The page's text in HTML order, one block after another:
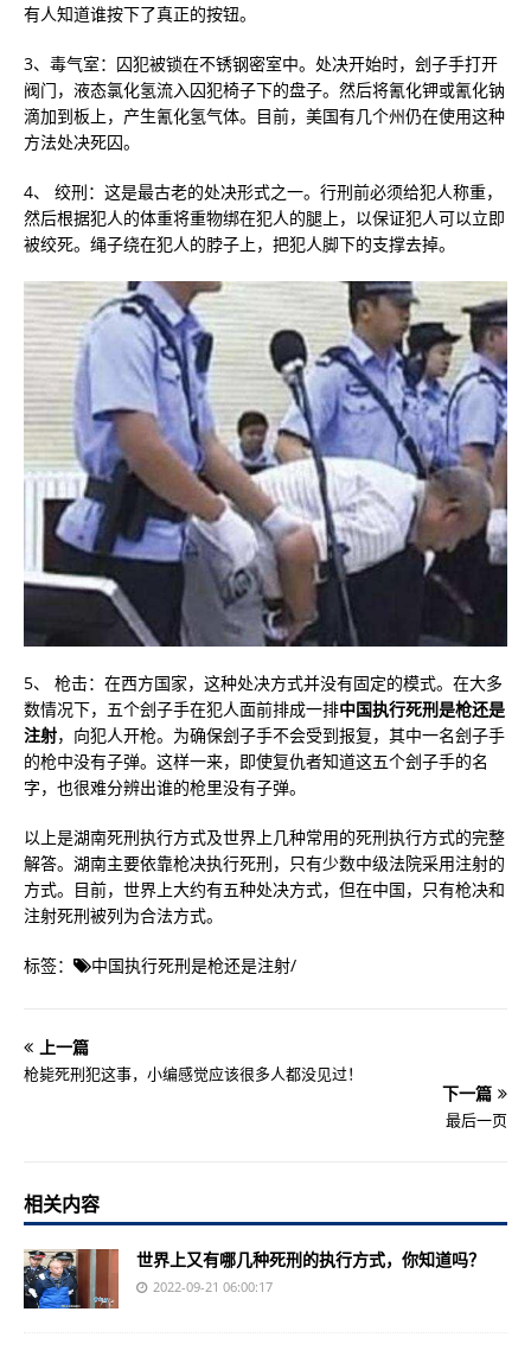
有人知道谁按下了真正的按钮。
3、毒气室：囚犯被锁在不锈钢密室中。处决开始时，刽子手打开
阀门，液态氯化氢流入囚犯椅子下的盘子。然后将氰化钾或氰化钠
滴加到板上，产生氰化氢气体。目前，美国有几个州仍在使用这种
方法处决死囚。
4、 绞刑：这是最古老的处决形式之一。行刑前必须给犯人称重，
然后根据犯人的体重将重物绑在犯人的腿上，以保证犯人可以立即
被绞死。绳子绕在犯人的脖子上，把犯人脚下的支撑去掉。
5、 枪击：在西方国家，这种处决方式并没有固定的模式。在大多
数情况下，五个刽子手在犯人面前排成一排中国执行死刑是枪还是
注射，向犯人开枪。为确保刽子手不会受到报复，其中一名刽子手
的枪中没有子弹。这样一来，即使复仇者知道这五个刽子手的名
字，也很难分辨出谁的枪里没有子弹。
以上是湖南死刑执行方式及世界上几种常用的死刑执行方式的完整
解答。湖南主要依靠枪决执行死刑，只有少数中级法院采用注射的
方式。目前，世界上大约有五种处决方式，但在中国，只有枪决和
注射死刑被列为合法方式。
标签： 中国执行死刑是枪还是注射/
上一篇
枪毙死刑犯这事，小编感觉应该很多人都没见过！
下一篇
最后一页
相关内容
世界上又有哪几种死刑的执行方式，你知道吗？
2022-09-21 06:00:17